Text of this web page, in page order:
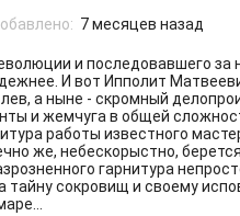
7 месяцев назад
и последовавшего за
И вот Ипполит
а ныне - скромный
и жемчуга в общей
работы известного
же, небескорыстно,
гарнитура
тайну сокровищ и своему